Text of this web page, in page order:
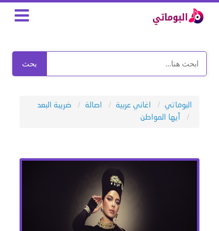
بحث
البوماتي اغاني عربية اصالة
ضريبة البعد
أيها المواطن